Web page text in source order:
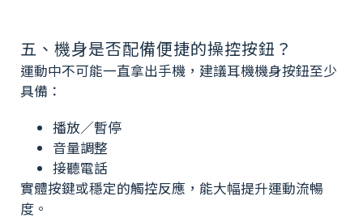
五、機身是否配備便捷的操控按鈕？
運動中不可能一直拿出手機，建議耳機機身按鈕至少
具備：
播放／暫停
音量調整
接聽電話
實體按鍵或穩定的觸控反應，能大幅提升運動流暢
度。